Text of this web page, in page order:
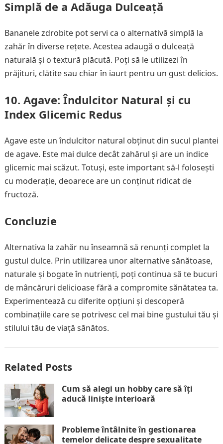
Simplă de a Adăuga Dulceață
Bananele zdrobite pot servi ca o alternativă simplă la
zahăr în diverse rețete. Acestea adaugă o dulceață
naturală și o textură plăcută. Poți să le utilizezi în
prăjituri, clătite sau chiar în iaurt pentru un gust delicios.
10. Agave: Îndulcitor Natural și cu
Index Glicemic Redus
Agave este un îndulcitor natural obținut din sucul plantei
de agave. Este mai dulce decât zahărul și are un indice
glicemic mai scăzut. Totuși, este important să-l folosești
cu moderație, deoarece are un conținut ridicat de
fructoză.
Concluzie
Alternativa la zahăr nu înseamnă să renunți complet la
gustul dulce. Prin utilizarea unor alternative sănătoase,
naturale și bogate în nutrienți, poți continua să te bucuri
de mâncăruri delicioase fără a compromite sănătatea ta.
Experimentează cu diferite opțiuni și descoperă
combinațiile care se potrivesc cel mai bine gustului tău și
stilului tău de viață sănătos.
Related Posts
Cum să alegi un hobby care să îți
aducă liniște interioară
Probleme întâlnite în gestionarea
temelor delicate despre sexualitate